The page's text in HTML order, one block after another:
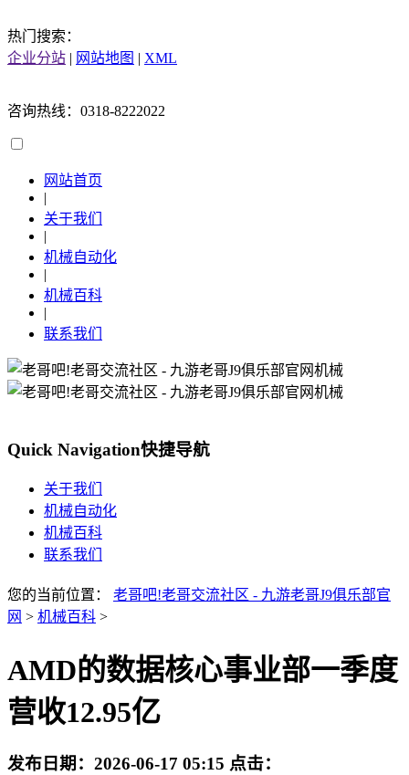
热门搜索：
企业分站 | 网站地图 | XML
咨询热线：0318-8222022
网站首页
|
关于我们
|
机械自动化
|
机械百科
|
联系我们
Quick Navigation快捷导航
关于我们
机械自动化
机械百科
联系我们
您的当前位置： 老哥吧!老哥交流社区 - 九游老哥J9俱乐部官
网 > 机械百科 >
AMD的数据核心事业部一季度
营收12.95亿
发布日期： 2026-06-17 05:15 点击：